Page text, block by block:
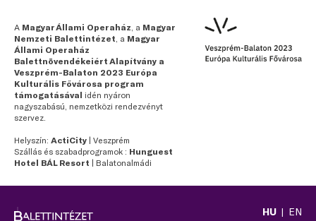
A Magyar Állami Operaház , a Magyar
Nemzeti Balettintézet , a Magyar
Állami Operaház
Balettnövendékeiért Alapítvány a
Veszprém-Balaton 2023 Európa
Kulturális Fővárosa program
támogatásával idén nyáron
nagyszabású, nemzetközi rendezvényt
szervez.
Helyszín: ActiCity | Veszprém
Szállás és szabadprogramok : Hunguest
Hotel BÁL Resort | Balatonalmádi
HU EN